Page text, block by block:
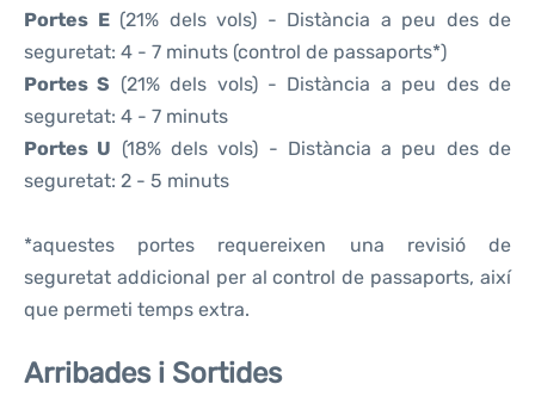
Portes E(21% dels vols) - Distància a peu des de
seguretat: 4 - 7 minuts (control de passaports*)
Portes S (21% dels vols) - Distància a peu des de
seguretat: 4 - 7 minuts
Portes U (18% dels vols) - Distància a peu des de
seguretat: 2 - 5 minuts
*aquestes portes requereixen una revisió de
seguretat addicional per al control de passaports, així
que permeti temps extra.
Arribades i Sortides